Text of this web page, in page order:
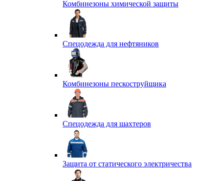
Комбинезоны химической защиты
Спецодежда для нефтяников
Комбинезоны пескоструйщика
Спецодежда для шахтеров
Защита от статического электричества